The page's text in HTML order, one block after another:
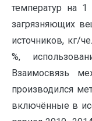
температур на
загрязняющих
источников, кг/
%,
Взаимосвязь
производился
включённые в